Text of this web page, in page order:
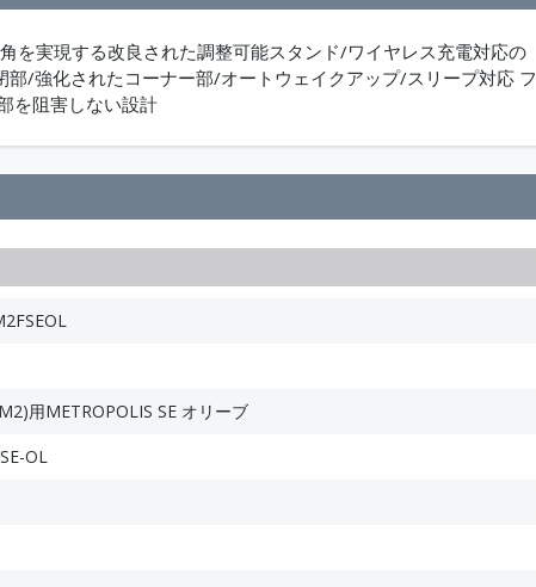
を実現する改良された調整可能スタンド/ワイヤレス充電対応の
/強化されたコーナー部/オートウェイクアップ/スリープ対応 フ
を阻害しない設計
用METROPOLIS SE オリーブ
OL